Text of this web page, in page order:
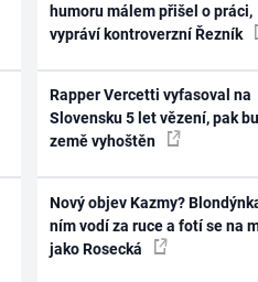
humoru málem přišel o práci,
vypráví kontroverzní Řezník
Rapper Vercetti vyfasoval na
Slovensku 5 let vězení, pak
země vyhoštěn
Nový objev Kazmy?
ním vodí za ruce a fotí se na
jako Rosecká